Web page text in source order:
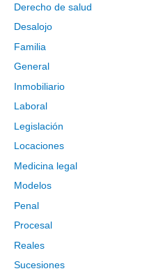
Derecho de salud
Desalojo
Familia
General
Inmobiliario
Laboral
Legislación
Locaciones
Medicina legal
Modelos
Penal
Procesal
Reales
Sucesiones